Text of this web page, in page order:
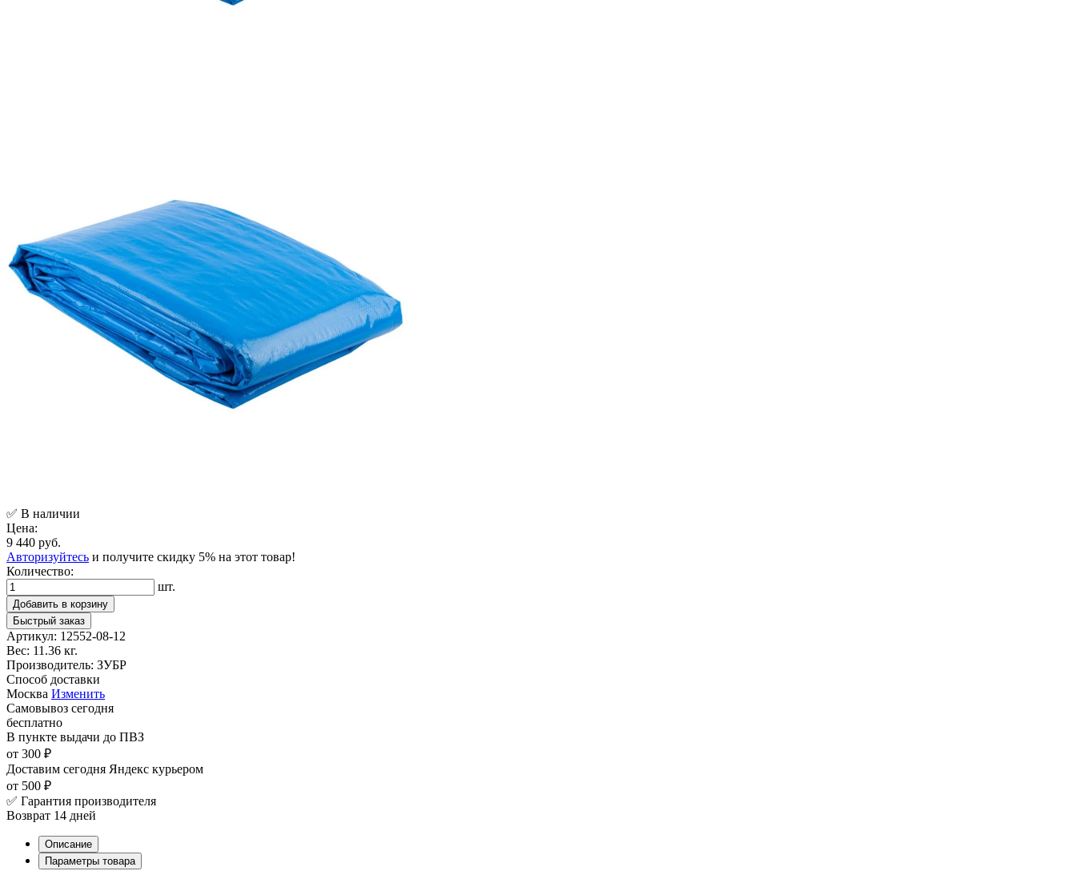
✅ В наличии
Цена:
9 440 руб.
Авторизуйтесь и получите скидку 5% на этот товар!
Количество:
шт.
Добавить в корзину
Быстрый заказ
Артикул: 12552-08-12
Вес: 11.36 кг.
Производитель: ЗУБР
Способ доставки
Москва Изменить
Самовывоз сегодня
бесплатно
В пункте выдачи до ПВЗ
от 300 ₽
Доставим сегодня Яндекс курьером
от 500 ₽
✅ Гарантия производителя
Возврат 14 дней
Описание
Параметры товара